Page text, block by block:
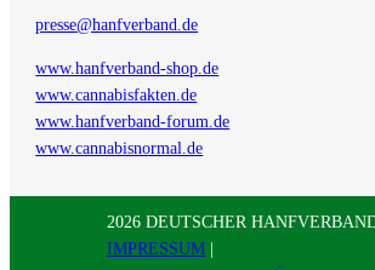
presse@hanfverband.de
www.hanfverband-shop.de
www.cannabisfakten.de
www.hanfverband-forum.de
www.cannabisnormal.de
2026 DEUTSCHER
IMPRESSUM |